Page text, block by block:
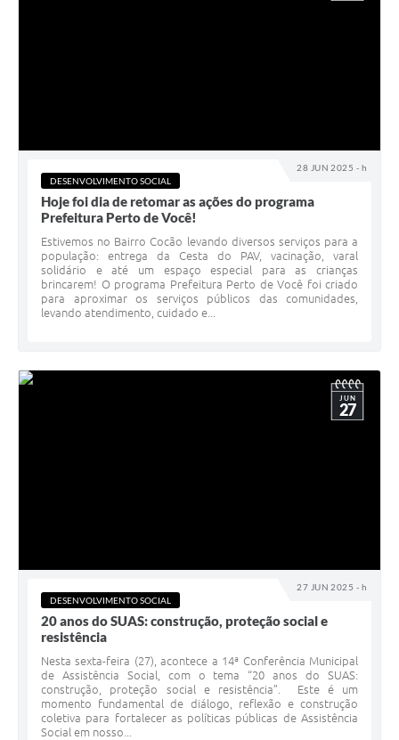
28 JUN 2025 - h
DESENVOLVIMENTO SOCIAL
Hoje foi dia de retomar as ações do programa
Prefeitura Perto de Você!
Estivemos no Bairro Cocão levando diversos serviços para a
população: entrega da Cesta do PAV, vacinação, varal
solidário e até um espaço especial para as crianças
brincarem! O programa Prefeitura Perto de Você foi criado
para aproximar os serviços públicos das comunidades,
levando atendimento, cuidado e...
27 JUN 2025 - h
JUN
27
DESENVOLVIMENTO SOCIAL
20 anos do SUAS: construção, proteção social e
resistência
Nesta sexta-feira (27), acontece a 14ª Conferência Municipal
de Assistência Social, com o tema “20 anos do SUAS:
construção, proteção social e resistência”. Este é um
momento fundamental de diálogo, reflexão e construção
coletiva para fortalecer as políticas públicas de Assistência
Social em nosso...